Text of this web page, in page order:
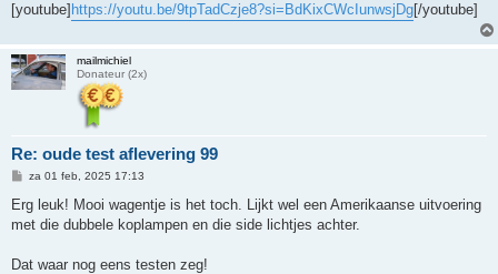
[youtube] https://youtu.be/9tpTadCzje8?si=BdKixCWcIunwsjDg[/youtube]
mailmichiel
Donateur (2x)
Re: oude test aflevering 99
B
r
c
za 01 feb, 2025 17:13
Erg leuk! Mooi wagentje is het toch. Lijkt wel een Amerikaanse uitvoering
met die dubbele koplampen en die side lichtjes achter.
Dat waar nog eens testen zeg!